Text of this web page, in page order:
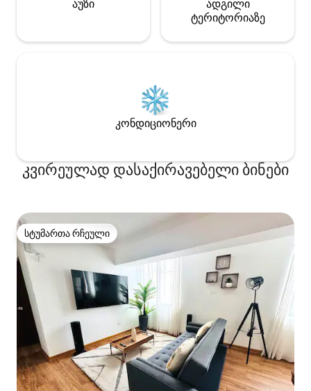
აუზი
ადგილი
ტერიტორიაზე
კონდიციონერი
კვირეულად დასაქირავებელი ბინები
სტუმართა რჩეული
სტუმართა რჩეული